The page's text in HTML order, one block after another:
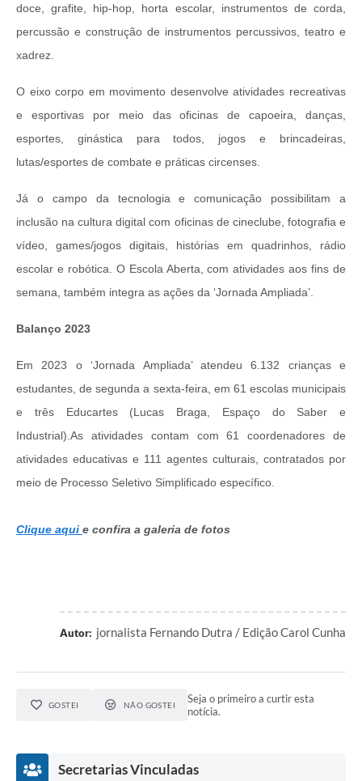
doce, grafite, hip-hop, horta escolar, instrumentos de corda,
percussão e construção de instrumentos percussivos, teatro e
xadrez.
O eixo corpo em movimento desenvolve atividades recreativas
e esportivas por meio das oficinas de capoeira, danças,
esportes, ginástica para todos, jogos e brincadeiras,
lutas/esportes de combate e práticas circenses.
Já o campo da tecnologia e comunicação possibilitam a
inclusão na cultura digital com oficinas de cineclube, fotografia e
vídeo, games/jogos digitais, histórias em quadrinhos, rádio
escolar e robótica. O Escola Aberta, com atividades aos fins de
semana, também integra as ações da ‘Jornada Ampliada’.
Balanço 2023
Em 2023 o ‘Jornada Ampliada’ atendeu 6.132 crianças e
estudantes, de segunda a sexta-feira, em 61 escolas municipais
e três Educartes (Lucas Braga, Espaço do Saber e
Industrial). As atividades contam com 61 coordenadores de
atividades educativas e 111 agentes culturais, contratados por
meio de Processo Seletivo Simplificado específico.
Clique aqui e confira a galeria de fotos
Autor: jornalista Fernando Dutra / Edição Carol Cunha
GOSTEI NÃO GOSTEI
Seja o primeiro a curtir esta
notícia.
Secretarias Vinculadas